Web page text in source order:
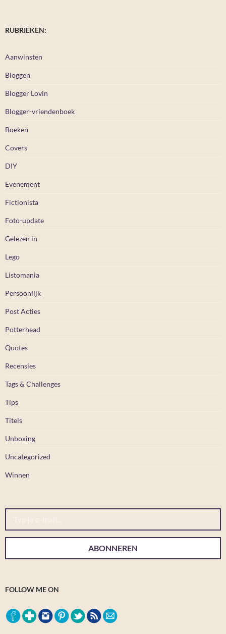
RUBRIEKEN:
Aanwinsten
Bloggen
Blogger Lovin
Blogger-vriendenboek
Boeken
Covers
DIY
Evenement
Fictionista
Foto-update
Gelezen in
Lego
Listomania
Persoonlijk
Post Acties
Potterhead
Quotes
Recensies
Tags & Challenges
Tips
Titels
Unboxing
Uncategorized
Winnen
Typ je e-mail...
ABONNEREN
FOLLOW ME ON